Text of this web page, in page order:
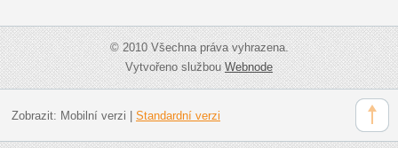
© 2010 Všechna práva vyhrazena.
Vytvořeno službouWebnode
Zobrazit: Mobilní verzi Standardní verzi